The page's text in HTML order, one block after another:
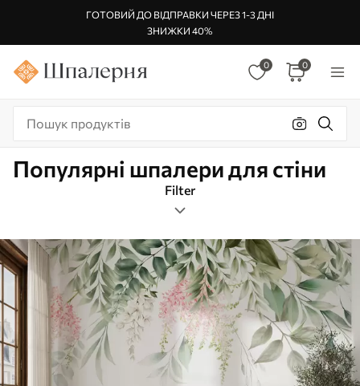
ГОТОВИЙ ДО ВІДПРАВКИ ЧЕРЕЗ 1-3 ДНІ
ЗНИЖКИ 40%
0 0
Популярні шпалери для стіни
Filter
Листя
Орієнтація зображення
Фільр по кольору
Розумний
Очистити всі фільтри